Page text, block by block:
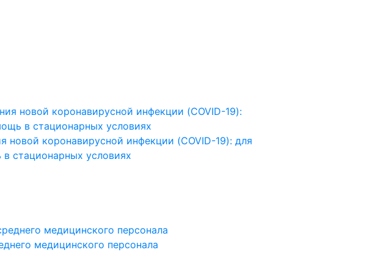
новой коронавирусной инфекции (COVID-19): для
стационарных условиях
медицинского персонала